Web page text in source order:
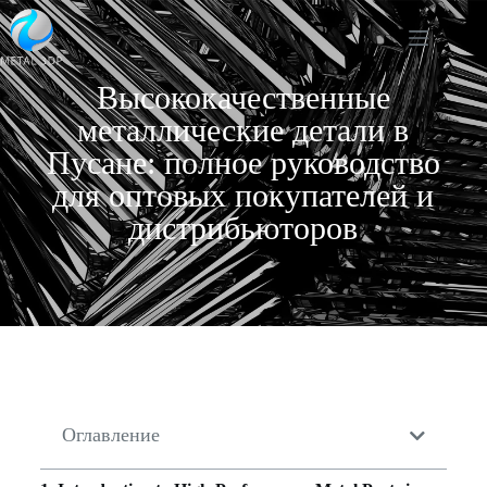
Высококачественные
металлические детали в
Пусане: полное руководство
для оптовых покупателей и
дистрибьюторов
Оглавление